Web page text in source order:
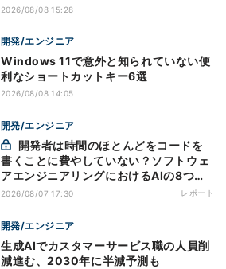
2026/08/08 15:28
開発/エンジニア
Windows 11で意外と知られていない便
利なショートカットキー6選
2026/08/08 14:05
開発/エンジニア
書くことに費やしていない？ソフトウェ
アエンジニアリングにおけるAIの8つの
神話への賛否
2026/08/07 17:30 レポート
開発/エンジニア
生成AIでカスタマーサービス職の人員削
減進む、2030年に半減予測も